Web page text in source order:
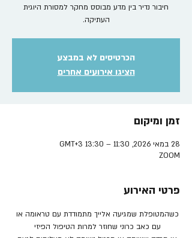
חיבור נדיר בין מדע מבוסס מחקר למסורת היוגית
העתיקה.
הכרטיסים לא במבצע
הציגו אירועים אחרים
זמן ומיקום
28 במאי 2026, 11:30 – 13:30 GMT‎+3‎
ZOOM
פרטי האירוע
כשהמטופלת שמגיעה אלייך מתמודדת עם טראומה או
עם כאב כרוני שחוזר למרות הטיפול הפיזי